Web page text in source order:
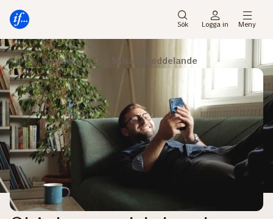
direkt
sidans
huvudmenyn
direkt
sidans
innehåll
Sök Logga in Meny
Kundservice Skicka meddelande